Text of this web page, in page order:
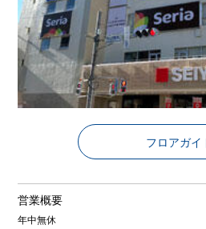
フロアガイ
営業概要
年中無休